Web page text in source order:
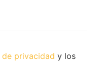
privacidad y los